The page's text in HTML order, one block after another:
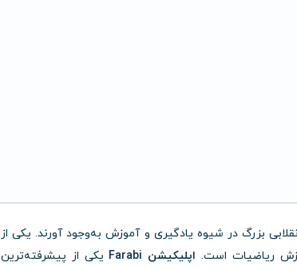
بزرگ در شیوه یادگیری و آموزش به‌وجود آورند. یکی از
ریاضیات است. اپلیکیشن Farabi
یکی از پیشرفته‌ترین